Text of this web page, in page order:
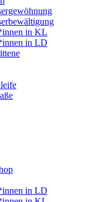
in KL
in LD
in LD